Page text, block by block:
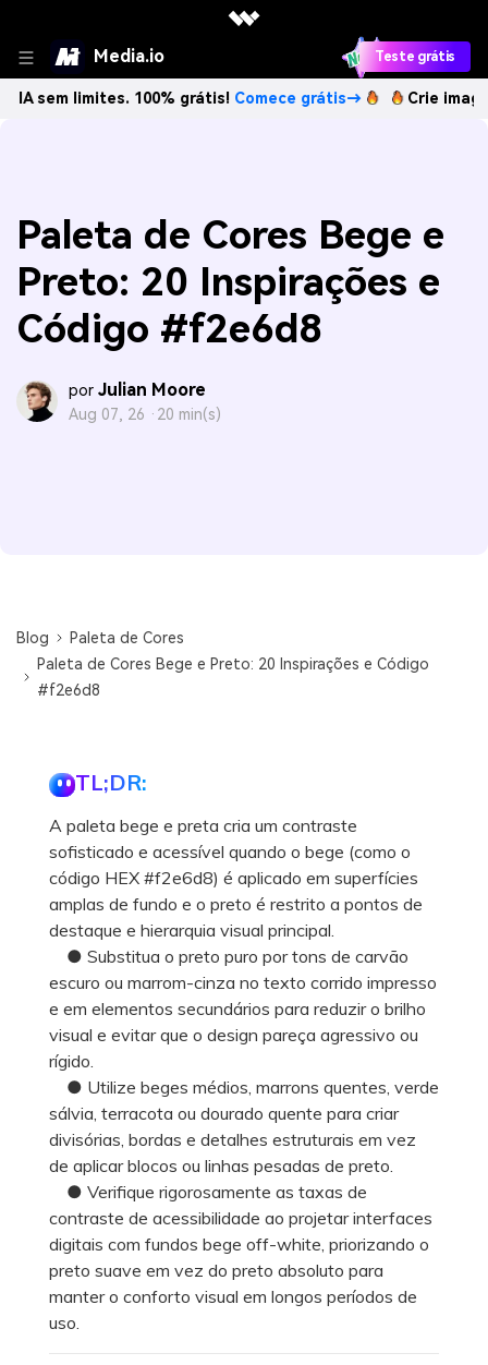
Media.io Teste grátis
100% grátis!Comece grátis→ Crie imagens com
Paleta de Cores Bege e
Preto: 20 Inspirações e
Código #f2e6d8
por Julian Moore
Aug 07, 26 · 20 min(s)
Blog
Paleta de Cores
Paleta de Cores Bege e Preto: 20 Inspirações e Código
#f2e6d8
TL;DR:
A paleta bege e preta cria um contraste
sofisticado e acessível quando o bege (como o
código HEX #f2e6d8) é aplicado em superfícies
amplas de fundo e o preto é restrito a pontos de
destaque e hierarquia visual principal.
● Substitua o preto puro por tons de carvão
escuro ou marrom-cinza no texto corrido impresso
e em elementos secundários para reduzir o brilho
visual e evitar que o design pareça agressivo ou
rígido.
● Utilize beges médios, marrons quentes, verde
sálvia, terracota ou dourado quente para criar
divisórias, bordas e detalhes estruturais em vez
de aplicar blocos ou linhas pesadas de preto.
● Verifique rigorosamente as taxas de
contraste de acessibilidade ao projetar interfaces
digitais com fundos bege off-white, priorizando o
preto suave em vez do preto absoluto para
manter o conforto visual em longos períodos de
uso.